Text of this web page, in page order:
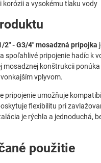
korózii a vysokému tlaku vody
2" - G3/4" mosadzná prípojka
spoľahlivé pripojenie hadíc k
mosadznej konštrukcii
vplyvom.
pripojenie umožňuje
flexibilitu pri
je rýchla a jednoduchá,
použitie